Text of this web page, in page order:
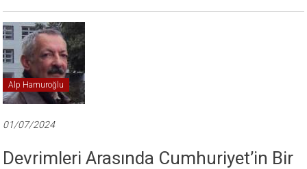
Alp Hamuroğlu
01/07/2024
Devrimleri Arasında Cumhuriyet’in Bir